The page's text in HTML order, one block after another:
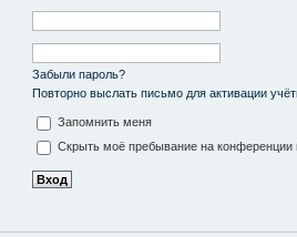
Забыли пароль?
Повторно выслать письмо для активации
Запомнить меня
Скрыть моё пребывание на конференции